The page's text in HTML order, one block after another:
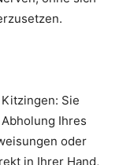
Sie
Ihres
oder
in Ihrer Hand,